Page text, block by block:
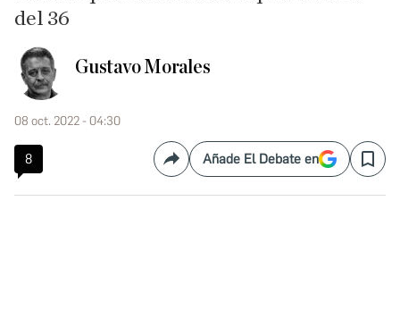
del 36
Gustavo Morales
08 oct. 2022 - 04:30
8 CompartirAñade El Debate en Save